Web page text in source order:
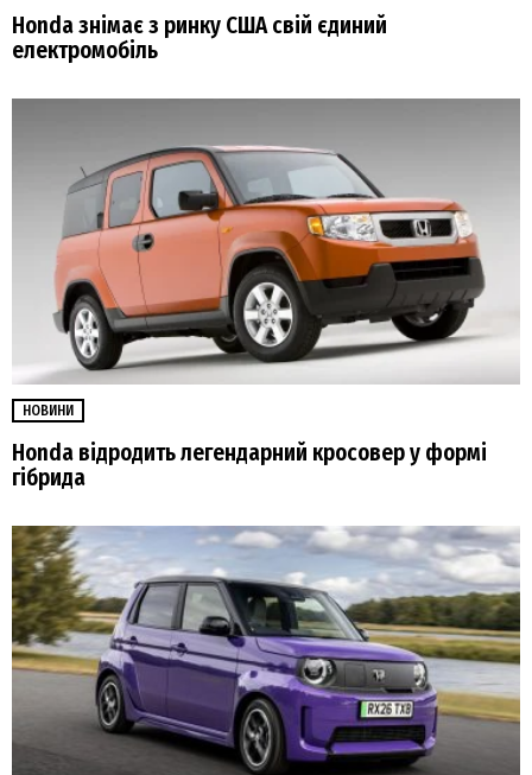
Honda знімає з ринку США свій єдиний
електромобіль
НОВИНИ
Honda відродить легендарний кросовер у формі
гібрида